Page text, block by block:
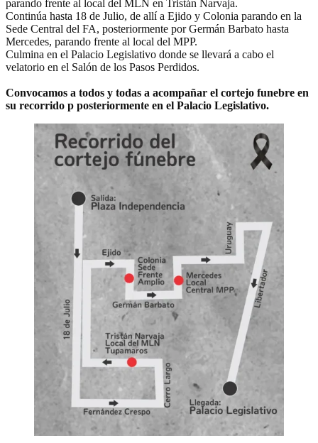
parando frente al local del MLN en Tristán Narvaja.
Continúa hasta 18 de Julio, de allí a Ejido y Colonia parando en la
Sede Central del FA, posteriormente por Germán Barbato hasta
Mercedes, parando frente al local del MPP.
Culmina en el Palacio Legislativo donde se llevará a cabo el
velatorio en el Salón de los Pasos Perdidos.
Convocamos a todos y todas a acompañar el cortejo funebre en
su recorrido p posteriormente en el Palacio Legislativo.